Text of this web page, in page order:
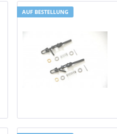
AUF BESTELLUNG